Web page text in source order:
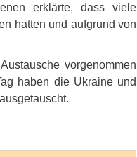
erklärte, dass viele
hatten und aufgrund von
vorgenommen
haben die Ukraine und